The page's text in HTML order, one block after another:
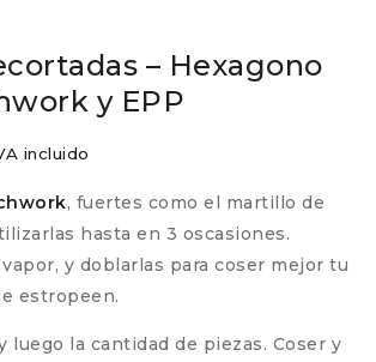
– Hexagono
y EPP
incluido
, fuertes como el martillo de
hasta en 3 oscasiones.
y doblarlas para coser mejor tu
estropeen.
luego la cantidad de piezas. Coser y